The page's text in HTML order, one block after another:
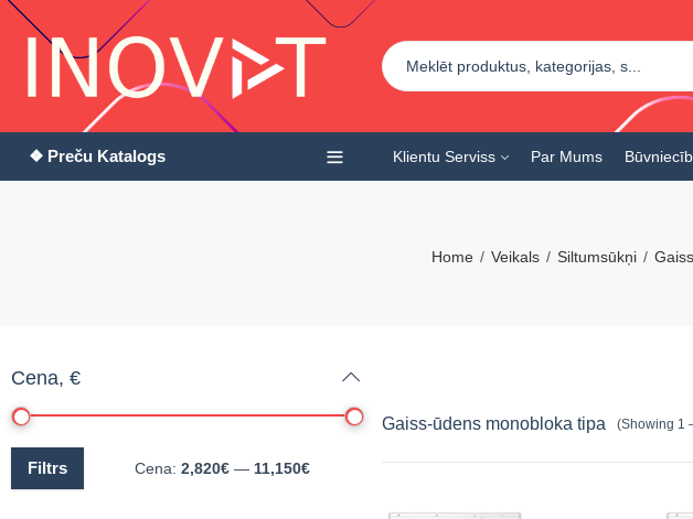
❖ Preču Katalogs Klientu Serviss Par Mums
Home Veikals Siltumsūkņi
Gaiss-ūdens monobloka tipa (Showing 1
Cena, €
Filtrs Cena: 2,820€— 11,150€